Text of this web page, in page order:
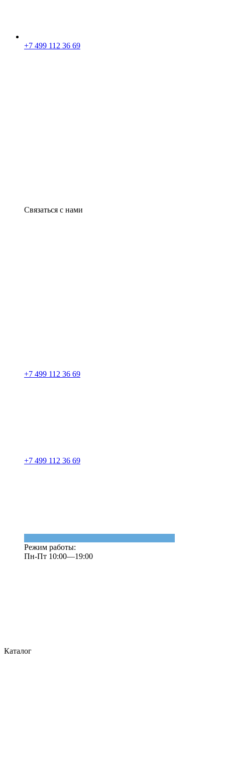
+7 499 112 36 69
Связаться с нами
+7 499 112 36 69
+7 499 112 36 69
Режим работы:
Пн-Пт 10:00—19:00
Каталог